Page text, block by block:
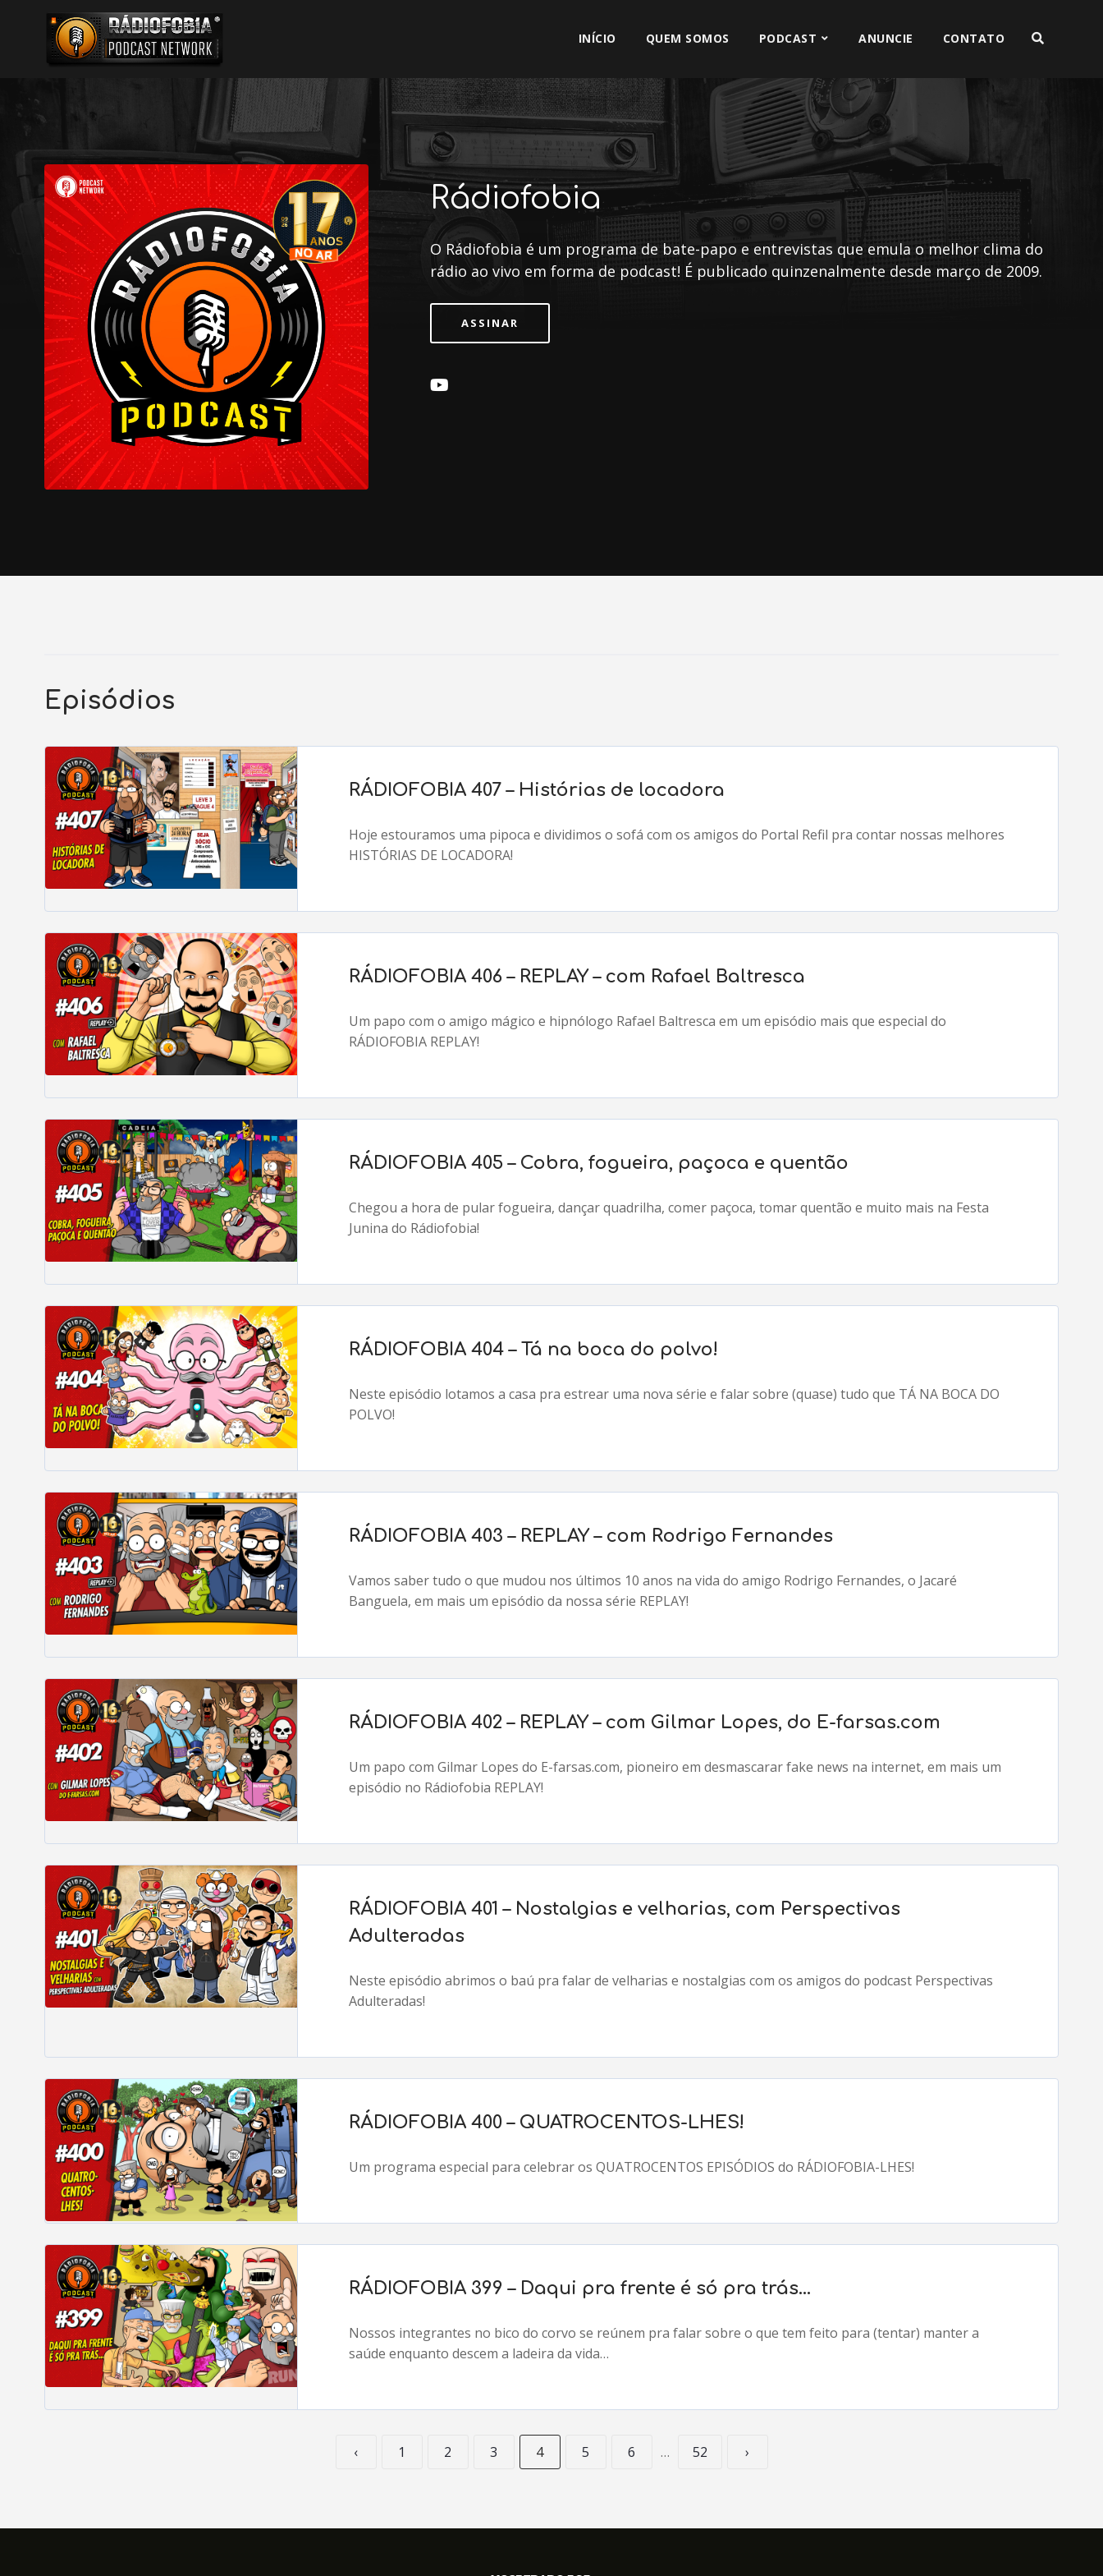
INÍCIO QUEM SOMOS PODCAST ANUNCIE CONTATO
Rádiofobia
O Rádiofobia é um programa de bate-papo e entrevistas que emula o melhor clima do
rádio ao vivo em forma de podcast! É publicado quinzenalmente desde março de 2009.
ASSINAR
Episódios
RÁDIOFOBIA 407 – Histórias de locadora
Hoje estouramos uma pipoca e dividimos o sofá com os amigos do Portal Refil pra contar nossas melhores
HISTÓRIAS DE LOCADORA!
RÁDIOFOBIA 406 – REPLAY – com Rafael Baltresca
Um papo com o amigo mágico e hipnólogo Rafael Baltresca em um episódio mais que especial do
RÁDIOFOBIA REPLAY!
RÁDIOFOBIA 405 – Cobra, fogueira, paçoca e quentão
Chegou a hora de pular fogueira, dançar quadrilha, comer paçoca, tomar quentão e muito mais na Festa
Junina do Rádiofobia!
RÁDIOFOBIA 404 – Tá na boca do polvo!
Neste episódio lotamos a casa pra estrear uma nova série e falar sobre (quase) tudo que TÁ NA BOCA DO
POLVO!
RÁDIOFOBIA 403 – REPLAY – com Rodrigo Fernandes
Vamos saber tudo o que mudou nos últimos 10 anos na vida do amigo Rodrigo Fernandes, o Jacaré
Banguela, em mais um episódio da nossa série REPLAY!
RÁDIOFOBIA 402 – REPLAY – com Gilmar Lopes, do E-farsas.com
Um papo com Gilmar Lopes do E-farsas.com, pioneiro em desmascarar fake news na internet, em mais um
episódio no Rádiofobia REPLAY!
RÁDIOFOBIA 401 – Nostalgias e velharias, com Perspectivas
Adulteradas
Neste episódio abrimos o baú pra falar de velharias e nostalgias com os amigos do podcast Perspectivas
Adulteradas!
RÁDIOFOBIA 400 – QUATROCENTOS-LHES!
Um programa especial para celebrar os QUATROCENTOS EPISÓDIOS do RÁDIOFOBIA-LHES!
RÁDIOFOBIA 399 – Daqui pra frente é só pra trás…
Nossos integrantes no bico do corvo se reúnem pra falar sobre o que tem feito para (tentar) manter a
saúde enquanto descem a ladeira da vida…
‹ 1 2 3 4 5 6 … 52 ›